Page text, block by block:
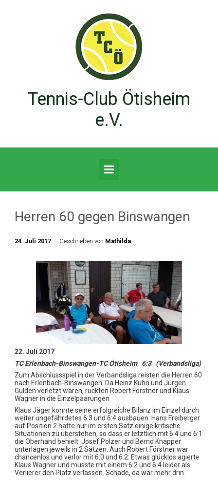
Tennis-Club Ötisheim
e.V.
Herren 60 gegen Binswangen
24. Juli 2017 Geschrieben von Mathilda
22. Juli 2017
TC Erlenbach-Binswangen-TC Ötisheim 6:3 (Verbandsliga)
Zum Abschlussspiel in der Verbandsliga reisten die Herren 60
nach Erlenbach-Binswangen. Da Heinz Kuhn und Jürgen
Gulden verletzt waren, rückten Robert Förstner und Klaus
Wagner in die Einzelpaarungen.
Klaus Jäger konnte seine erfolgreiche Bilanz im Einzel durch
weiter ungefährdetes 6:3 und 6:4 ausbauen. Hans Freiberger
auf Position 2 hatte nur im ersten Satz einige kritische
Situationen zu überstehen, so dass er letztlich mit6:4 und 6:1
die Oberhand behielt. Josef Polzer und Bernd Knapper
unterlagen jeweils in 2 Sätzen. Auch Robert Förstner war
chancenlos und verlor mit 6:0 und 6:2. Etwas glücklos agierte
Klaus Wagner und musste mit einem 6:2 und 6:4 leider als
Verlierer den Platz verlassen. Schade, da war mehr drin.